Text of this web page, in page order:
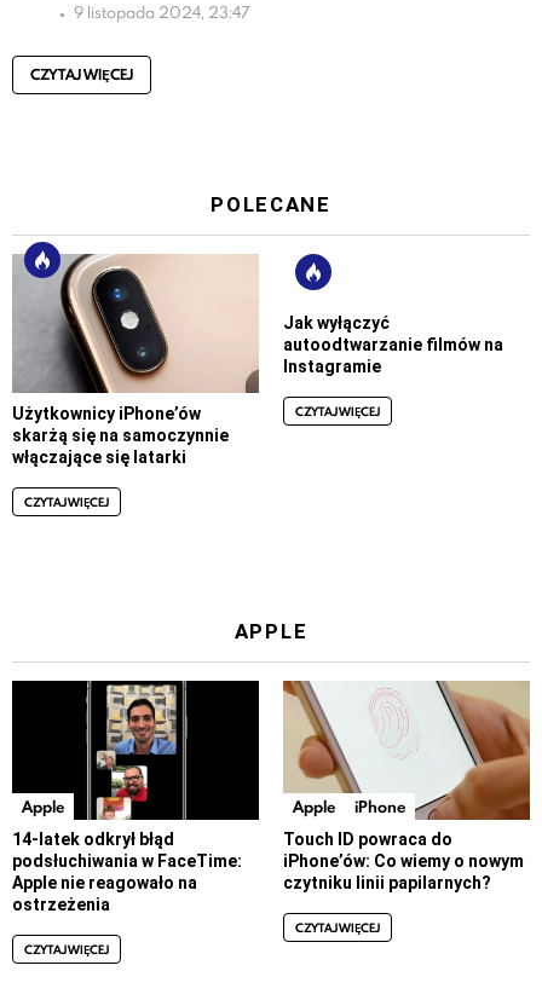
9 listopada 2024, 23:47
CZYTAJ WIĘCEJ
POLECANE
Użytkownicy iPhone’ów
skarżą się na samoczynnie
włączające się latarki
CZYTAJ WIĘCEJ
Jak wyłączyć
autoodtwarzanie filmów na
Instagramie
CZYTAJ WIĘCEJ
APPLE
Apple
14-latek odkrył błąd
podsłuchiwania w FaceTime:
Apple nie reagowało na
ostrzeżenia
CZYTAJ WIĘCEJ
Apple iPhone
Touch ID powraca do
iPhone’ów: Co wiemy o nowym
czytniku linii papilarnych?
CZYTAJ WIĘCEJ